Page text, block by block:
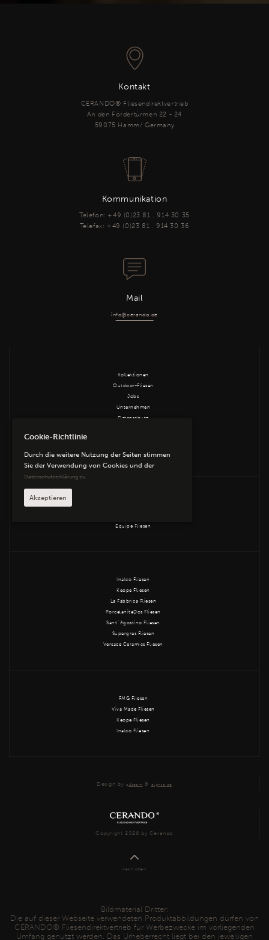
Kontakt
CERANDO® Fliesendirektvertrieb
An den Fördertürmen 22 - 24
59075 Hamm/ Germany
Kommunikation
Telefon: +49 (0)23 81 . 914 30 35
Telefax: +49 (0)23 81 . 914 30 36
Mail
info@cerando.de
Kollektionen
Outdoor-Fliesen
Jobs
Unternehmen
Datenschutz
Equipe Fliesen
Inalco Fliesen
Keope Fliesen
La Fabbrica Fliesen
PorcelaniteDos Fliesen
Sant´Agostino Fliesen
Supergres Fliesen
Versace Ceramics Fliesen
FMG Fliesen
Viva Made Fliesen
Keope Fliesen
Inalco Fliesen
Design byg2team & alphta.de
Copyright 2026 by Cerando
nach oben
Bildmaterial Dritter:
Die auf dieser Webseite verwendeten Produktabbildungen dürfen von
CERANDO® Fliesendirektvertrieb für Werbezwecke im vorliegenden
Umfang genutzt werden. Das Urheberrecht liegt bei den jeweiligen
Cookie-Richtlinie
Durch die weitere Nutzung der Seiten stimmen
Sie der Verwendung von Cookies und der
Datenschutzerklärung zu.
Akzeptieren